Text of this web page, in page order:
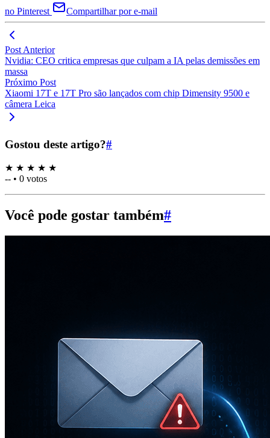
no Pinterest
Compartilhar por e-mail
Post Anterior
Nvidia: CEO critica empresas que culpam a IA pelas demissões em
massa
Próximo Post
Xiaomi 17T e 17T Pro são lançados com chip Dimensity 9500 e
câmera Leica
Gostou deste artigo?#
★ ★ ★ ★ ★
-- • 0 votos
Você pode gostar também#